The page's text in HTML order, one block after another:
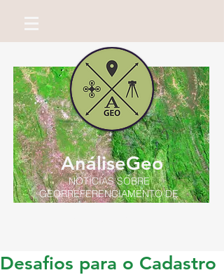
AnáliseGeo
NOTÍCIAS SOBRE
GEORREFERENCIAMENTO DE
IMÓVEIS RURAIS
Desafios para o Cadastro